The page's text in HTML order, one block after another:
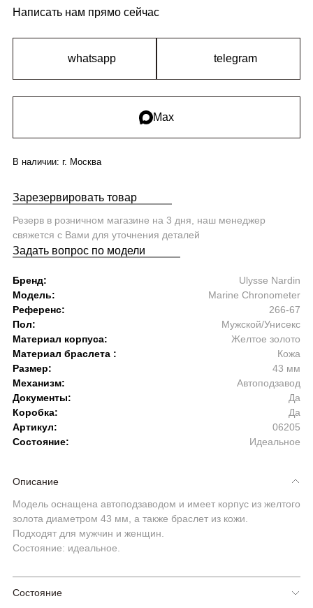
Написать нам прямо сейчас
whatsapp telegram
Max
В наличии: г. Москва
Зарезервировать товар
Резерв в розничном магазине на 3 дня, наш менеджер
свяжется с Вами для уточнения деталей
Задать вопрос по модели
Бренд:
Ulysse Nardin
Модель:
Marine Chronometer
Референс:
266-67
Пол:
Мужской/Унисекс
Материал корпуса:
Желтое золото
Материал браслета :
Кожа
Размер:
43 мм
Механизм:
Автоподзавод
Документы:
Да
Коробка:
Да
Артикул:
06205
Состояние:
Идеальное
Описание
Модель оснащена автоподзаводом и имеет корпус из желтого
золота диаметром 43 мм, а также браслет из кожи.
Подходят для мужчин и женщин.
Состояние: идеальное.
Состояние